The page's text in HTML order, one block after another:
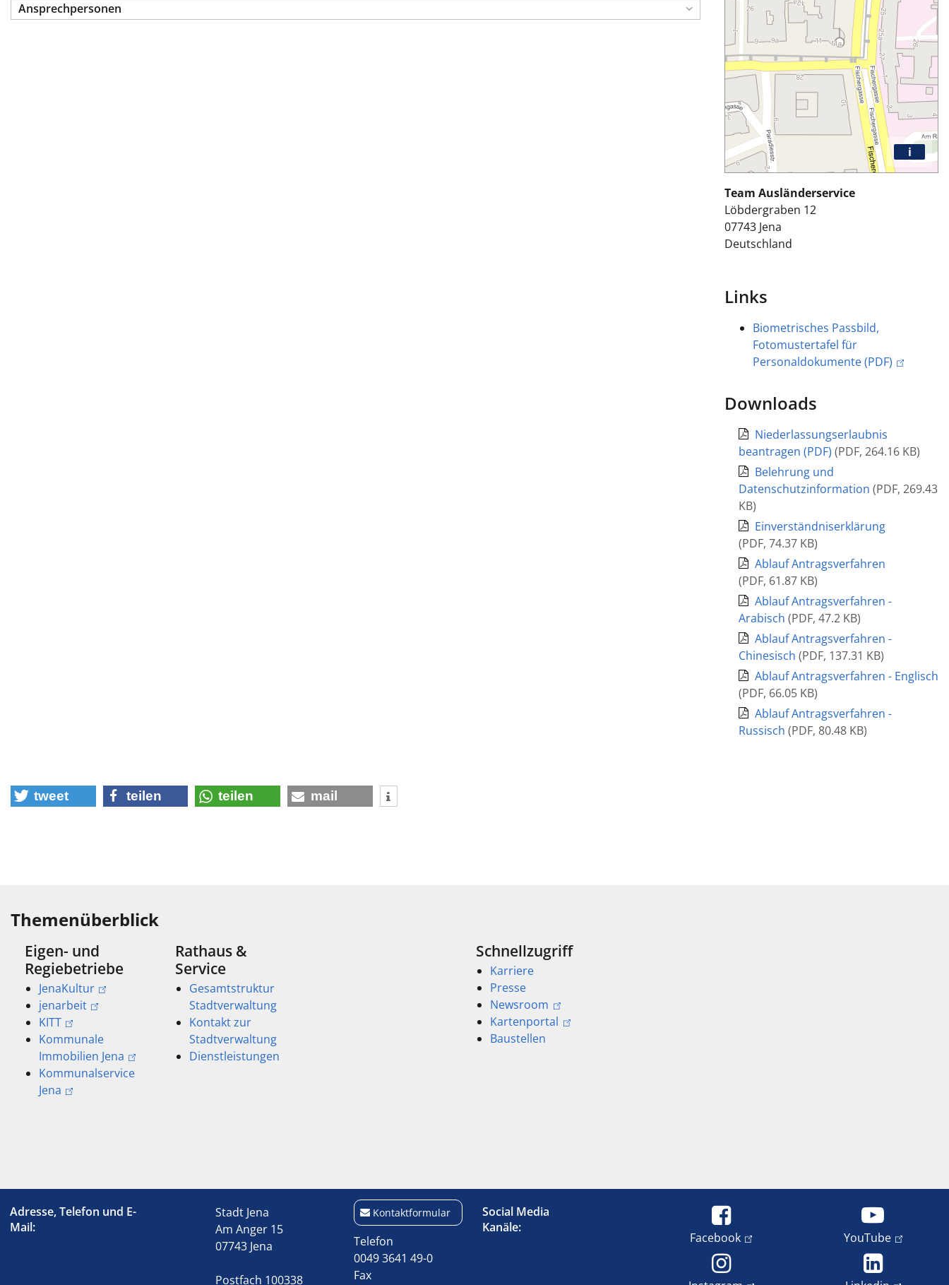
Ansprechpersonen
i
Team Ausländerservice
Löbdergraben 12
07743 Jena
Deutschland
Links
Biometrisches Passbild,
Fotomustertafel für
Personaldokumente (PDF)
Downloads
Niederlassungserlaubnis
beantragen (PDF) (PDF, 264.16 KB)
Belehrung und
Datenschutzinformation (PDF, 269.43
KB)
Einverständniserklärung
(PDF, 74.37 KB)
Ablauf Antragsverfahren
(PDF, 61.87 KB)
Ablauf Antragsverfahren -
Arabisch (PDF, 47.2 KB)
Ablauf Antragsverfahren -
Chinesisch (PDF, 137.31 KB)
Ablauf Antragsverfahren - Englisch
(PDF, 66.05 KB)
Ablauf Antragsverfahren -
Russisch (PDF, 80.48 KB)
tweet teilen teilen mail
Themenüberblick
Eigen- und
Regiebetriebe
JenaKultur
jenarbeit
KITT
Kommunale
Immobilien Jena
Kommunalservice
Jena
Rathaus &
Service
Gesamtstruktur
Stadtverwaltung
Kontakt zur
Stadtverwaltung
Dienstleistungen
Schnellzugriff
Karriere
Presse
Newsroom
Kartenportal
Baustellen
Adresse, Telefon und E-
Mail:
Stadt Jena
Am Anger 15
07743 Jena
Postfach 100338
Kontaktformular
Telefon
0049 3641 49-0
Fax
Social Media
Kanäle:
Facebook YouTube